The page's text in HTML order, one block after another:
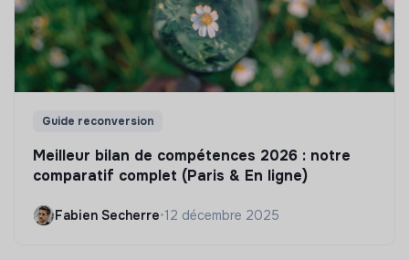
Guide reconversion
Meilleur bilan de compétences 2026 : notre
comparatif complet (Paris & En ligne)
Fabien Secherre•12 décembre 2025